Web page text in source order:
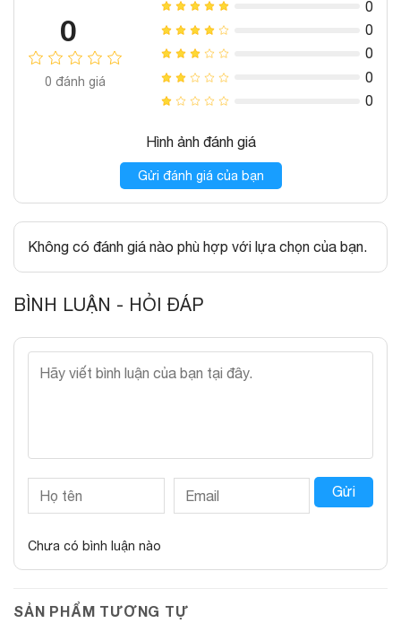
0
0 đánh giá
0
0
0
0
0
Hình ảnh đánh giá
Gửi đánh giá của bạn
Không có đánh giá nào phù hợp với lựa chọn của bạn.
BÌNH LUẬN - HỎI ĐÁP
Gửi
Chưa có bình luận nào
SẢN PHẨM TƯƠNG TỰ